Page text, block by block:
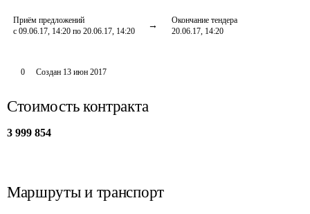
Приём предложений
с 09.06.17, 14:20 по 20.06.17, 14:20
Окончание тендера
20.06.17, 14:20
0 Создан 13 июн 2017
Стоимость контракта
3 999 854
Маршруты и транспорт